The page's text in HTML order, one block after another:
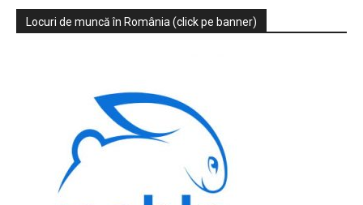
Locuri de muncă în România (click pe banner)